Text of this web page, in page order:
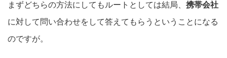
まずどちらの方法にしてもルートとしては結局、 携帯会社
に対して問い合わせをして答えてもらうということになる
のですが。